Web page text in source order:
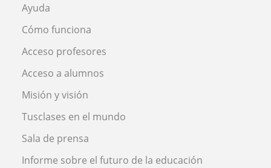
Ayuda
Cómo funciona
Acceso profesores
Acceso a alumnos
Misión y visión
Tusclases en el mundo
Sala de prensa
Informe sobre el futuro de la educación